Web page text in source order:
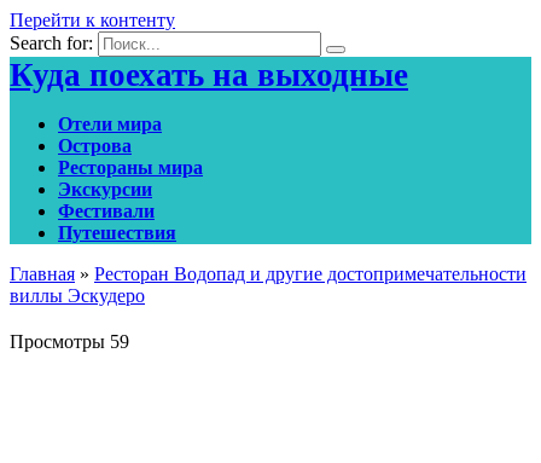
Перейти к контенту
Search for:
Куда поехать на выходные
Отели мира
Острова
Рестораны мира
Экскурсии
Фестивали
Путешествия
Главная » Ресторан Водопад и другие достопримечательности
виллы Эскудеро
Просмотры 59